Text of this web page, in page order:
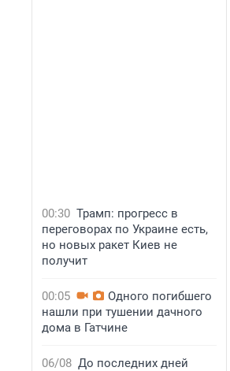
00:30 Трамп: прогресс в
переговорах по Украине есть,
но новых ракет Киев не
получит
00:05
Одного погибшего
нашли при тушении дачного
дома в Гатчине
06/08 До последних дней